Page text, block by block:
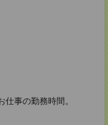
事の勤務時間。